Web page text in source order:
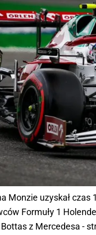
Monzie uzyskał czas
Formuły 1
z Mercedesa -